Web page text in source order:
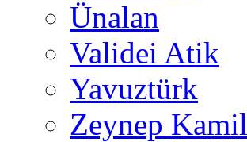
Ünalan
Validei Atik
Yavuztürk
Zeynep Kamil